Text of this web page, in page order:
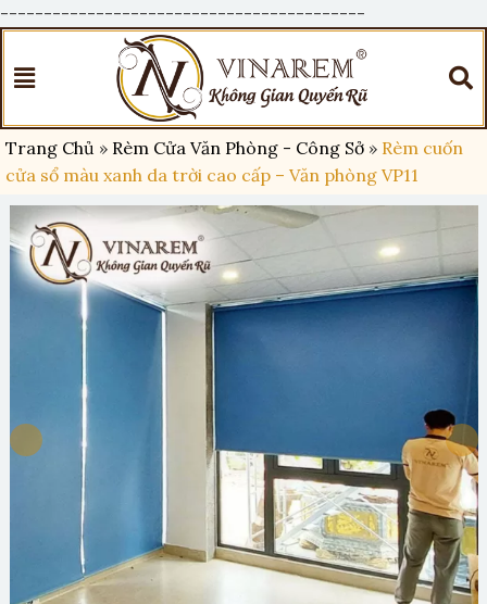
------------------------------------------
Trang Chủ » Rèm Cửa Văn Phòng - Công Sở » Rèm cuốn
cửa sổ màu xanh da trời cao cấp – Văn phòng VP11